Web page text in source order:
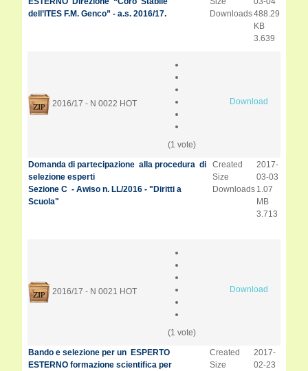
dell’ITES F.M. Genco” - a.s. 2016/17.
Downloads488.29
KB
3.639
2016/17 - N 0022 HOT
(1 vote)
Download
Domanda di partecipazione alla procedura di
selezione esperti
Sezione C - Awiso n. LL/2016 - "Diritti a
Scuola"
Created
Size
Downloads
2017-
03-03
1.07
MB
3.713
2016/17 - N 0021 HOT
(1 vote)
Download
Bando e selezione per un ESPERTO
ESTERNO formazione scientifica per
Created
Size
2017-
02-23